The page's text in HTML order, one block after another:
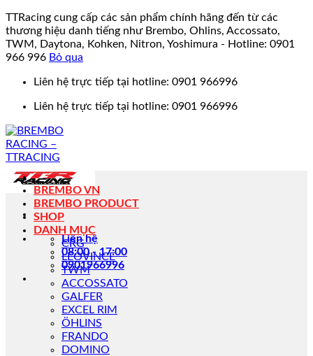
TTRacing cung cấp các sản phẩm chính hãng đến từ các
thương hiệu danh tiếng như Brembo, Ohlins, Accossato,
TWM, Daytona, Kohken, Nitron, Yoshimura - Hotline: 0901
966 996 Bỏ qua
Liên hệ trực tiếp tại hotline: 0901 966996
Liên hệ trực tiếp tại hotline: 0901 966996
Liên hệ
08:00 - 17:00
0901966996
BREMBO VN
BREMBO PRODUCT
SHOP
DANH MỤC
CRG
LEOVINCE
TWM
ACCOSSATO
GALFER
EXCEL RIM
ÖHLINS
FRANDO
DOMINO